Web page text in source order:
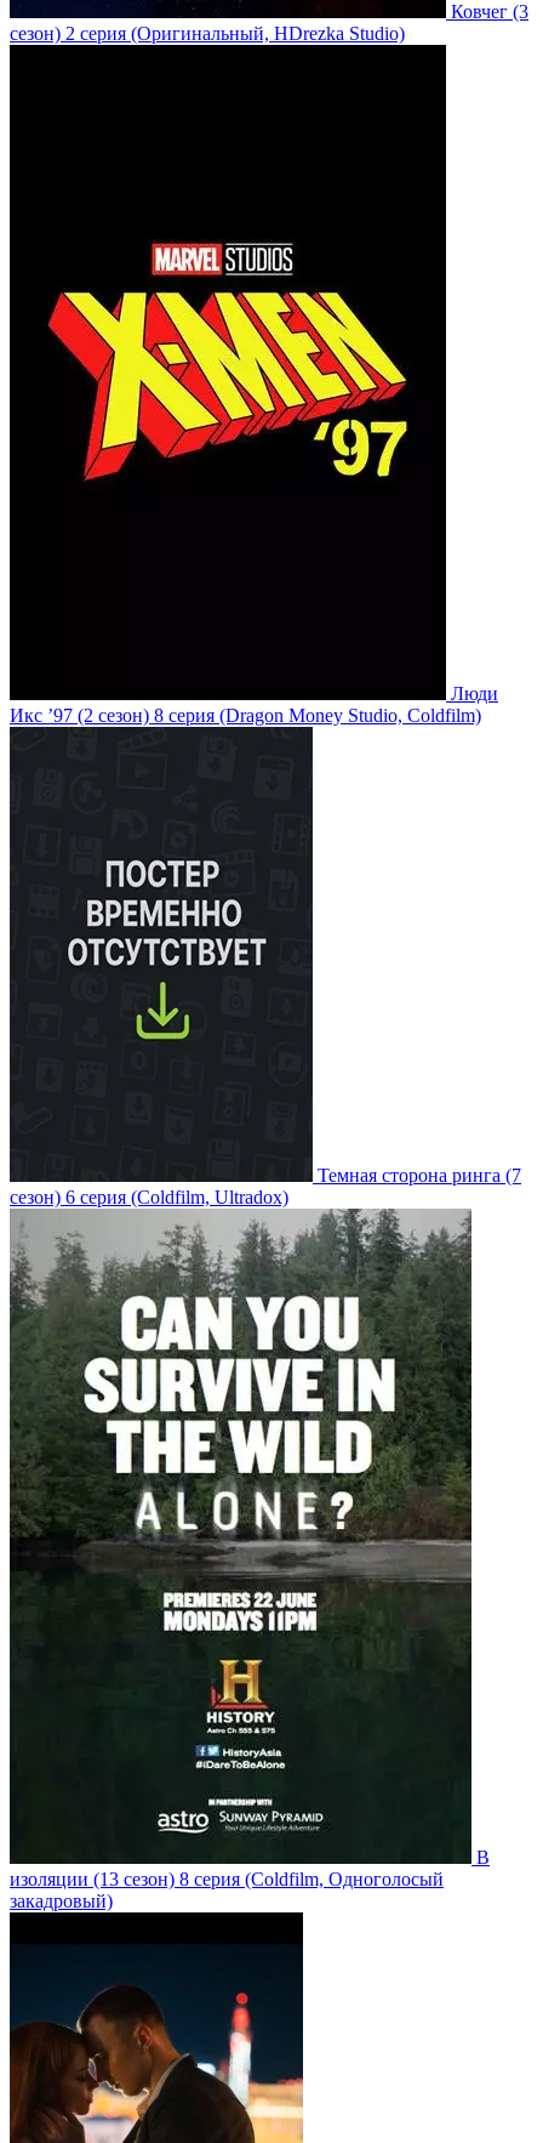
Ковчег (3
сезон) 2 серия (Оригинальный, HDrezka Studio)
Люди
Икс ’97 (2 сезон) 8 серия (Dragon Money Studio, Coldfilm)
Темная сторона ринга (7
сезон) 6 серия (Coldfilm, Ultradox)
В
изоляции (13 сезон) 8 серия (Coldfilm, Одноголосый
закадровый)